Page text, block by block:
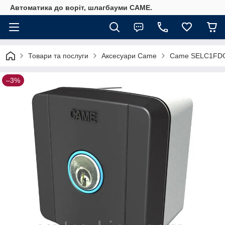
Автоматика до воріт, шлагбауми CAME.
Товари та послуги Аксесуари Came Came
–3%